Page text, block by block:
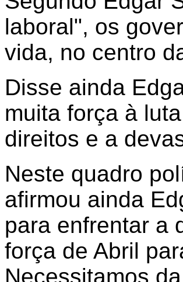
laboral", os
vida, no centro
Disse ainda
muita força à
direitos e a
Neste quadro
afirmou ainda
para enfrentar a
força de Abril
Necessitamos